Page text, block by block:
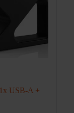
USB-A +